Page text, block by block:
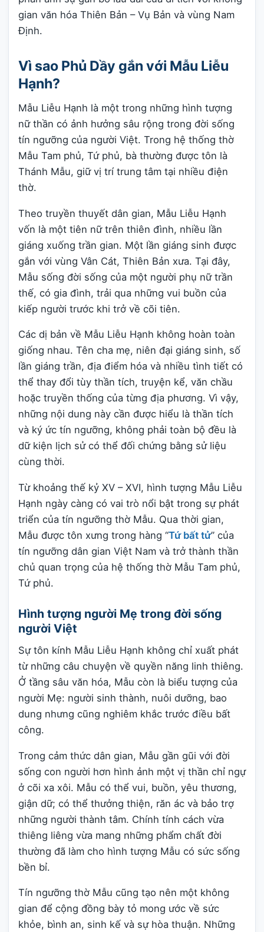
gian văn hóa Thiên Bản – Vụ Bản và vùng Nam
Định.
Vì sao Phủ Dầy gắn với Mẫu Liễu
Hạnh?
Mẫu Liễu Hạnh là một trong những hình tượng
nữ thần có ảnh hưởng sâu rộng trong đời sống
tín ngưỡng của người Việt. Trong hệ thống thờ
Mẫu Tam phủ, Tứ phủ, bà thường được tôn là
Thánh Mẫu, giữ vị trí trung tâm tại nhiều điện
thờ.
Theo truyền thuyết dân gian, Mẫu Liễu Hạnh
vốn là một tiên nữ trên thiên đình, nhiều lần
giáng xuống trần gian. Một lần giáng sinh được
gắn với vùng Vân Cát, Thiên Bản xưa. Tại đây,
Mẫu sống đời sống của một người phụ nữ trần
thế, có gia đình, trải qua những vui buồn của
kiếp người trước khi trở về cõi tiên.
Các dị bản về Mẫu Liễu Hạnh không hoàn toàn
giống nhau. Tên cha mẹ, niên đại giáng sinh, số
lần giáng trần, địa điểm hóa và nhiều tình tiết có
thể thay đổi tùy thần tích, truyện kể, văn chầu
hoặc truyền thống của từng địa phương. Vì vậy,
những nội dung này cần được hiểu là thần tích
và ký ức tín ngưỡng, không phải toàn bộ đều là
dữ kiện lịch sử có thể đối chứng bằng sử liệu
cùng thời.
Từ khoảng thế kỷ XV – XVI, hình tượng Mẫu Liễu
Hạnh ngày càng có vai trò nổi bật trong sự phát
triển của tín ngưỡng thờ Mẫu. Qua thời gian,
Mẫu được tôn xưng trong hàng “Tứ bất tử” của
tín ngưỡng dân gian Việt Nam và trở thành thần
chủ quan trọng của hệ thống thờ Mẫu Tam phủ,
Tứ phủ.
Hình tượng người Mẹ trong đời sống
người Việt
Sự tôn kính Mẫu Liễu Hạnh không chỉ xuất phát
từ những câu chuyện về quyền năng linh thiêng.
Ở tầng sâu văn hóa, Mẫu còn là biểu tượng của
người Mẹ: người sinh thành, nuôi dưỡng, bao
dung nhưng cũng nghiêm khắc trước điều bất
công.
Trong cảm thức dân gian, Mẫu gần gũi với đời
sống con người hơn hình ảnh một vị thần chỉ ngự
ở cõi xa xôi. Mẫu có thể vui, buồn, yêu thương,
giận dữ; có thể thưởng thiện, răn ác và bảo trợ
những người thành tâm. Chính tính cách vừa
thiêng liêng vừa mang những phẩm chất đời
thường đã làm cho hình tượng Mẫu có sức sống
bền bỉ.
Tín ngưỡng thờ Mẫu cũng tạo nên một không
gian để cộng đồng bày tỏ mong ước về sức
khỏe, bình an, sinh kế và sự hòa thuận. Những